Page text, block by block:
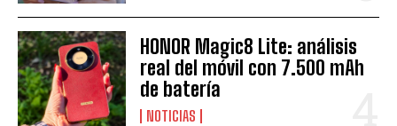
HONOR Magic8 Lite: análisis
real del móvil con 7.500 mAh
de batería
NOTICIAS